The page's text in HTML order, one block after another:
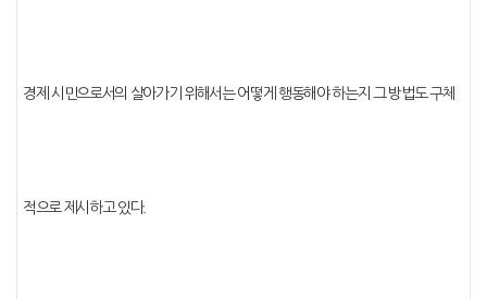
경제 시민으로서의 살아가기 위해서는 어떻게 행동해야 하는지 그 방법도 구체
적으로 제시하고 있다.